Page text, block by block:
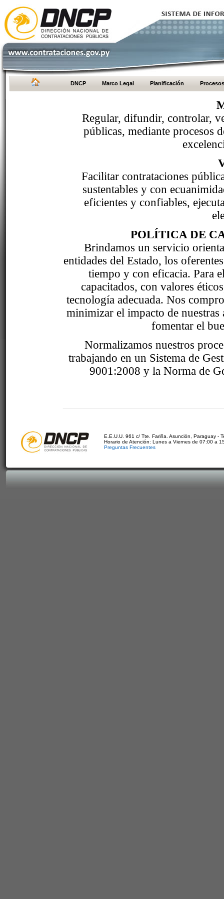
DNCP Marco Legal Planificación Procesos
Regular, difundir, controlar,
públicas, mediante procesos
Facilitar contrataciones
sustentables y con
eficientes y confiables,
POLÍTICA DE
Brindamos un servicio
entidades del Estado, los
tiempo y con eficacia. Para
capacitados, con valores
tecnología adecuada. Nos
minimizar el impacto de
fomentar el
Normalizamos nuestros
trabajando en un Sistema de
9001:2008 y la Norma de
E.E.U.U. 961 c/ Tte. Fariña. Asunción, Paraguay -
Horario de Atención: Lunes a Viernes de 07:00 a
Preguntas Frecuentes